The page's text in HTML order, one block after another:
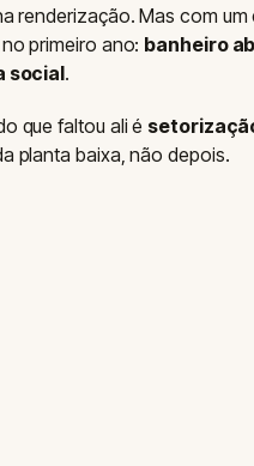
renderização. Mas com um
primeiro ano: banheiro
social.
que faltou ali é
planta baixa, não depois.